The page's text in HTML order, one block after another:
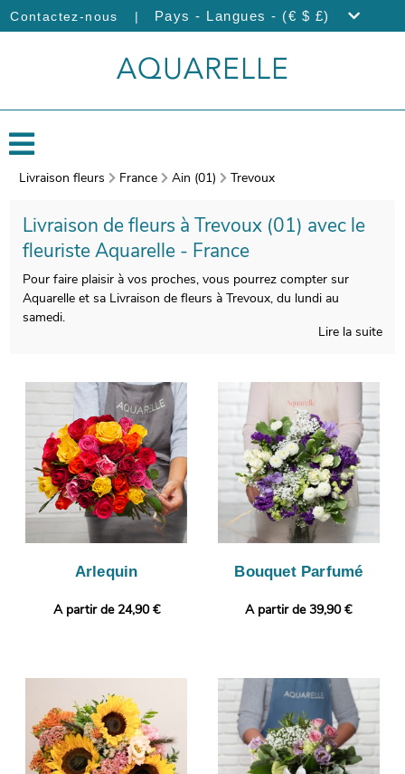
Contactez-nous | Pays - Langues - (€ $ £)
Livraison fleurs France Ain (01) Trevoux
Livraison de fleurs à Trevoux (01) avec le
fleuriste Aquarelle - France
Pour faire plaisir à vos proches, vous pourrez compter sur
Aquarelle et sa Livraison de fleurs à Trevoux, du lundi au
samedi.
On procèdera ensuite à l’emballage de votre bouquet, et une
photo de votre commande sera prise, une fois le bouquet inséré
dans son vase de transport. Nous vous ferons ensuite parvenir
cette image afin que vous puissiez visualiser votre composition
florale. Finalement, il sera expédié en express à Trevoux. Rendez
votre bouquet plus personnel encore avec une photo ou un
message à choisir par vos soins.
Lire la suite
Arlequin
A partir de 24,90 €
Bouquet Parfumé
A partir de 39,90 €